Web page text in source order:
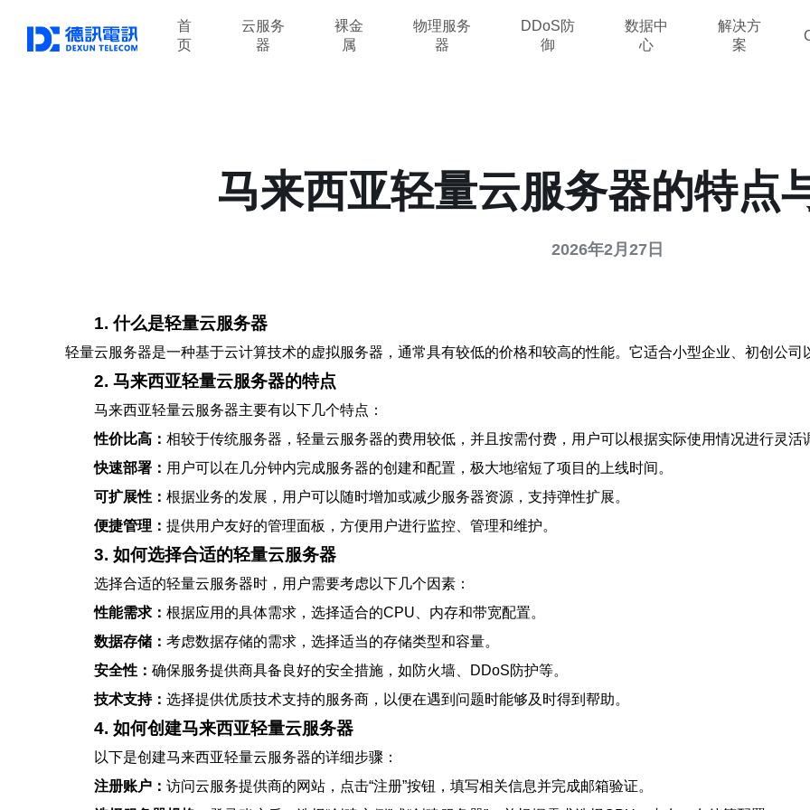
首
页
云服务
器
裸金
属
物理服务
器
DDoS防
御
数据中
心
解决方
案
马来西亚轻量云服务器的特点
2026年2月27日
1. 什么是轻量云服务器
轻量云服务器是一种基于云计算技术的虚拟服务器，通常具有较低的价格和较高的性能。它适合小型企业、初创公
2. 马来西亚轻量云服务器的特点
马来西亚轻量云服务器主要有以下几个特点：
性价比高： 相较于传统服务器，轻量云服务器的费用较低，并且按需付费，用户可以根据实际使用情况进行灵活
快速部署： 用户可以在几分钟内完成服务器的创建和配置，极大地缩短了项目的上线时间。
可扩展性： 根据业务的发展，用户可以随时增加或减少服务器资源，支持弹性扩展。
便捷管理： 提供用户友好的管理面板，方便用户进行监控、管理和维护。
3. 如何选择合适的轻量云服务器
选择合适的轻量云服务器时，用户需要考虑以下几个因素：
性能需求： 根据应用的具体需求，选择适合的CPU、内存和带宽配置。
数据存储： 考虑数据存储的需求，选择适当的存储类型和容量。
安全性： 确保服务提供商具备良好的安全措施，如防火墙、DDoS防护等。
技术支持： 选择提供优质技术支持的服务商，以便在遇到问题时能够及时得到帮助。
4. 如何创建马来西亚轻量云服务器
以下是创建马来西亚轻量云服务器的详细步骤：
注册账户： 访问云服务提供商的网站，点击“注册”按钮，填写相关信息并完成邮箱验证。